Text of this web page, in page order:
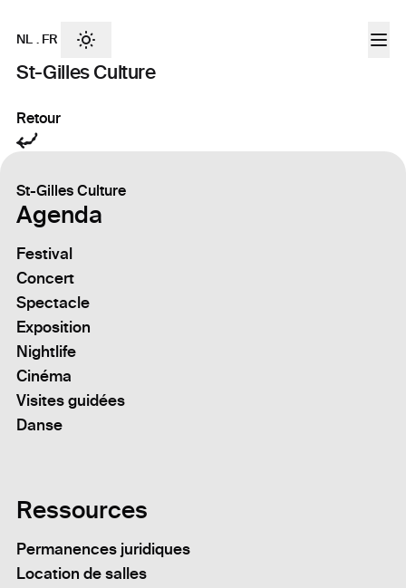
St-Gilles Culture
NL . FR
Retour
St-Gilles Culture
Agenda
Festival
Concert
Spectacle
Exposition
Nightlife
Cinéma
Visites guidées
Danse
Ressources
Permanences juridiques
Location de salles